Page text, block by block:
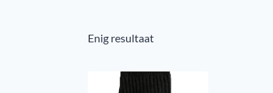
Enig resultaat